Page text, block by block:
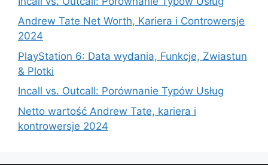
Andrew Tate Net Worth, Kariera i Controwersje
2024
PlayStation 6: Data wydania, Funkcje, Zwiastun
& Plotki
Incall vs. Outcall: Porównanie Typów Usług
Netto wartość Andrew Tate, kariera i
kontrowersje 2024